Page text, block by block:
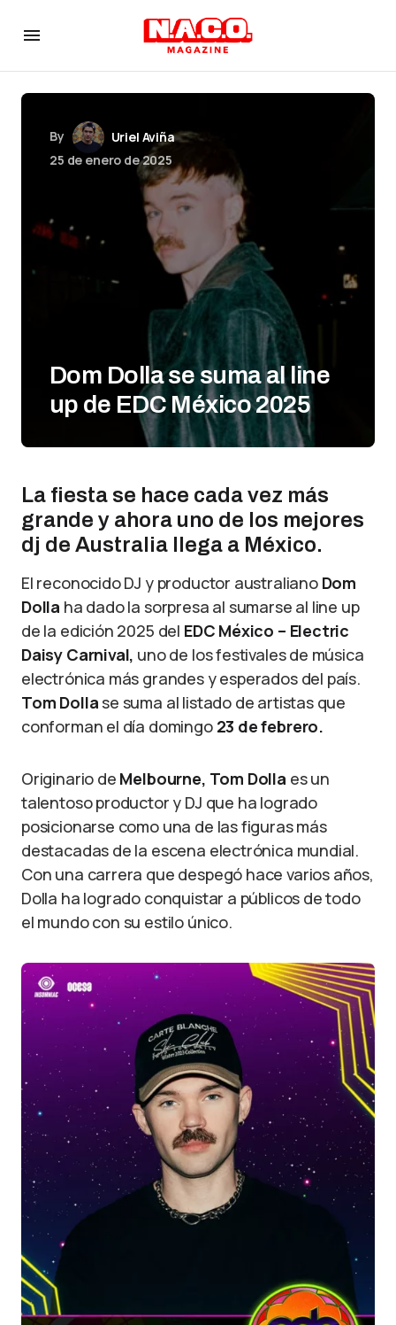
By
Uriel Aviña
25 de enero de 2025
Dom Dolla se suma al line
up de EDC México 2025
La fiesta se hace cada vez más
grande y ahora uno de los mejores
dj de Australia llega a México.
El reconocido DJ y productor australianoDom
Dolla ha dado la sorpresa al sumarse al line up
de la edición 2025 del EDC México – Electric
Daisy Carnival, uno de los festivales de música
electrónica más grandes y esperados del país.
Tom Dollase suma al listado de artistas que
conforman el día domingo 23 de febrero.
Originario de Melbourne, Tom Dolla es un
talentoso productor y DJ que ha logrado
posicionarse como una de las figuras más
destacadas de la escena electrónica mundial.
Con una carrera que despegó hace varios años,
Dolla ha logrado conquistar a públicos de todo
el mundo con su estilo único.